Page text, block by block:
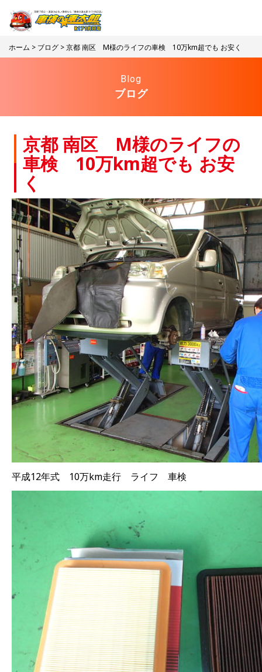
ホーム > ブログ > 京都 南区 M様のライフの車検 10万km超でも お安く
Blog
ブログ
京都 南区 M様のライフの
車検 10万km超でも お安
く
平成12年式 10万km走行 ライフ 車検